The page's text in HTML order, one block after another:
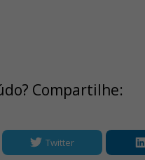
Compartilhe:
Twitter